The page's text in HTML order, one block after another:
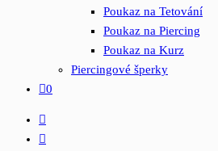
Poukaz na Tetování
Poukaz na Piercing
Poukaz na Kurz
Piercingové šperky
0